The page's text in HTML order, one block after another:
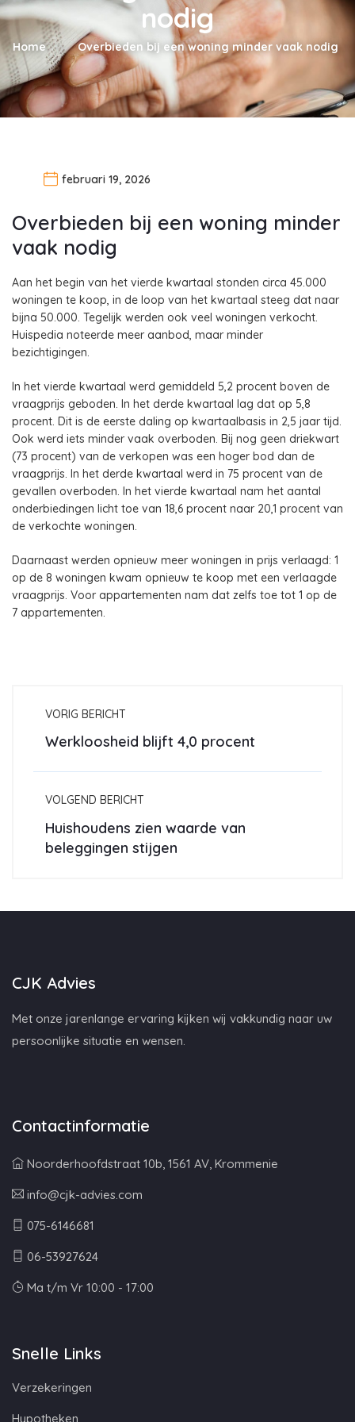
nodig
Home Overbieden bij een woning minder vaak nodig
februari 19, 2026
Overbieden bij een woning minder
vaak nodig
Aan het begin van het vierde kwartaal stonden circa 45.000
woningen te koop, in de loop van het kwartaal steeg dat naar
bijna 50.000. Tegelijk werden ook veel woningen verkocht.
Huispedia noteerde meer aanbod, maar minder
bezichtigingen.
In het vierde kwartaal werd gemiddeld 5,2 procent boven de
vraagprijs geboden. In het derde kwartaal lag dat op 5,8
procent. Dit is de eerste daling op kwartaalbasis in 2,5 jaar tijd.
Ook werd iets minder vaak overboden. Bij nog geen driekwart
(73 procent) van de verkopen was een hoger bod dan de
vraagprijs. In het derde kwartaal werd in 75 procent van de
gevallen overboden. In het vierde kwartaal nam het aantal
onderbiedingen licht toe van 18,6 procent naar 20,1 procent van
de verkochte woningen.
Daarnaast werden opnieuw meer woningen in prijs verlaagd: 1
op de 8 woningen kwam opnieuw te koop met een verlaagde
vraagprijs. Voor appartementen nam dat zelfs toe tot 1 op de
7 appartementen.
VORIG BERICHT
Werkloosheid blijft 4,0 procent
VOLGEND BERICHT
Huishoudens zien waarde van
beleggingen stijgen
CJK Advies
Met onze jarenlange ervaring kijken wij vakkundig naar uw
persoonlijke situatie en wensen.
Contactinformatie
Noorderhoofdstraat 10b, 1561 AV, Krommenie
info@cjk-advies.com
075-6146681
06-53927624
Ma t/m Vr 10:00 - 17:00
Snelle Links
Verzekeringen
Hypotheken